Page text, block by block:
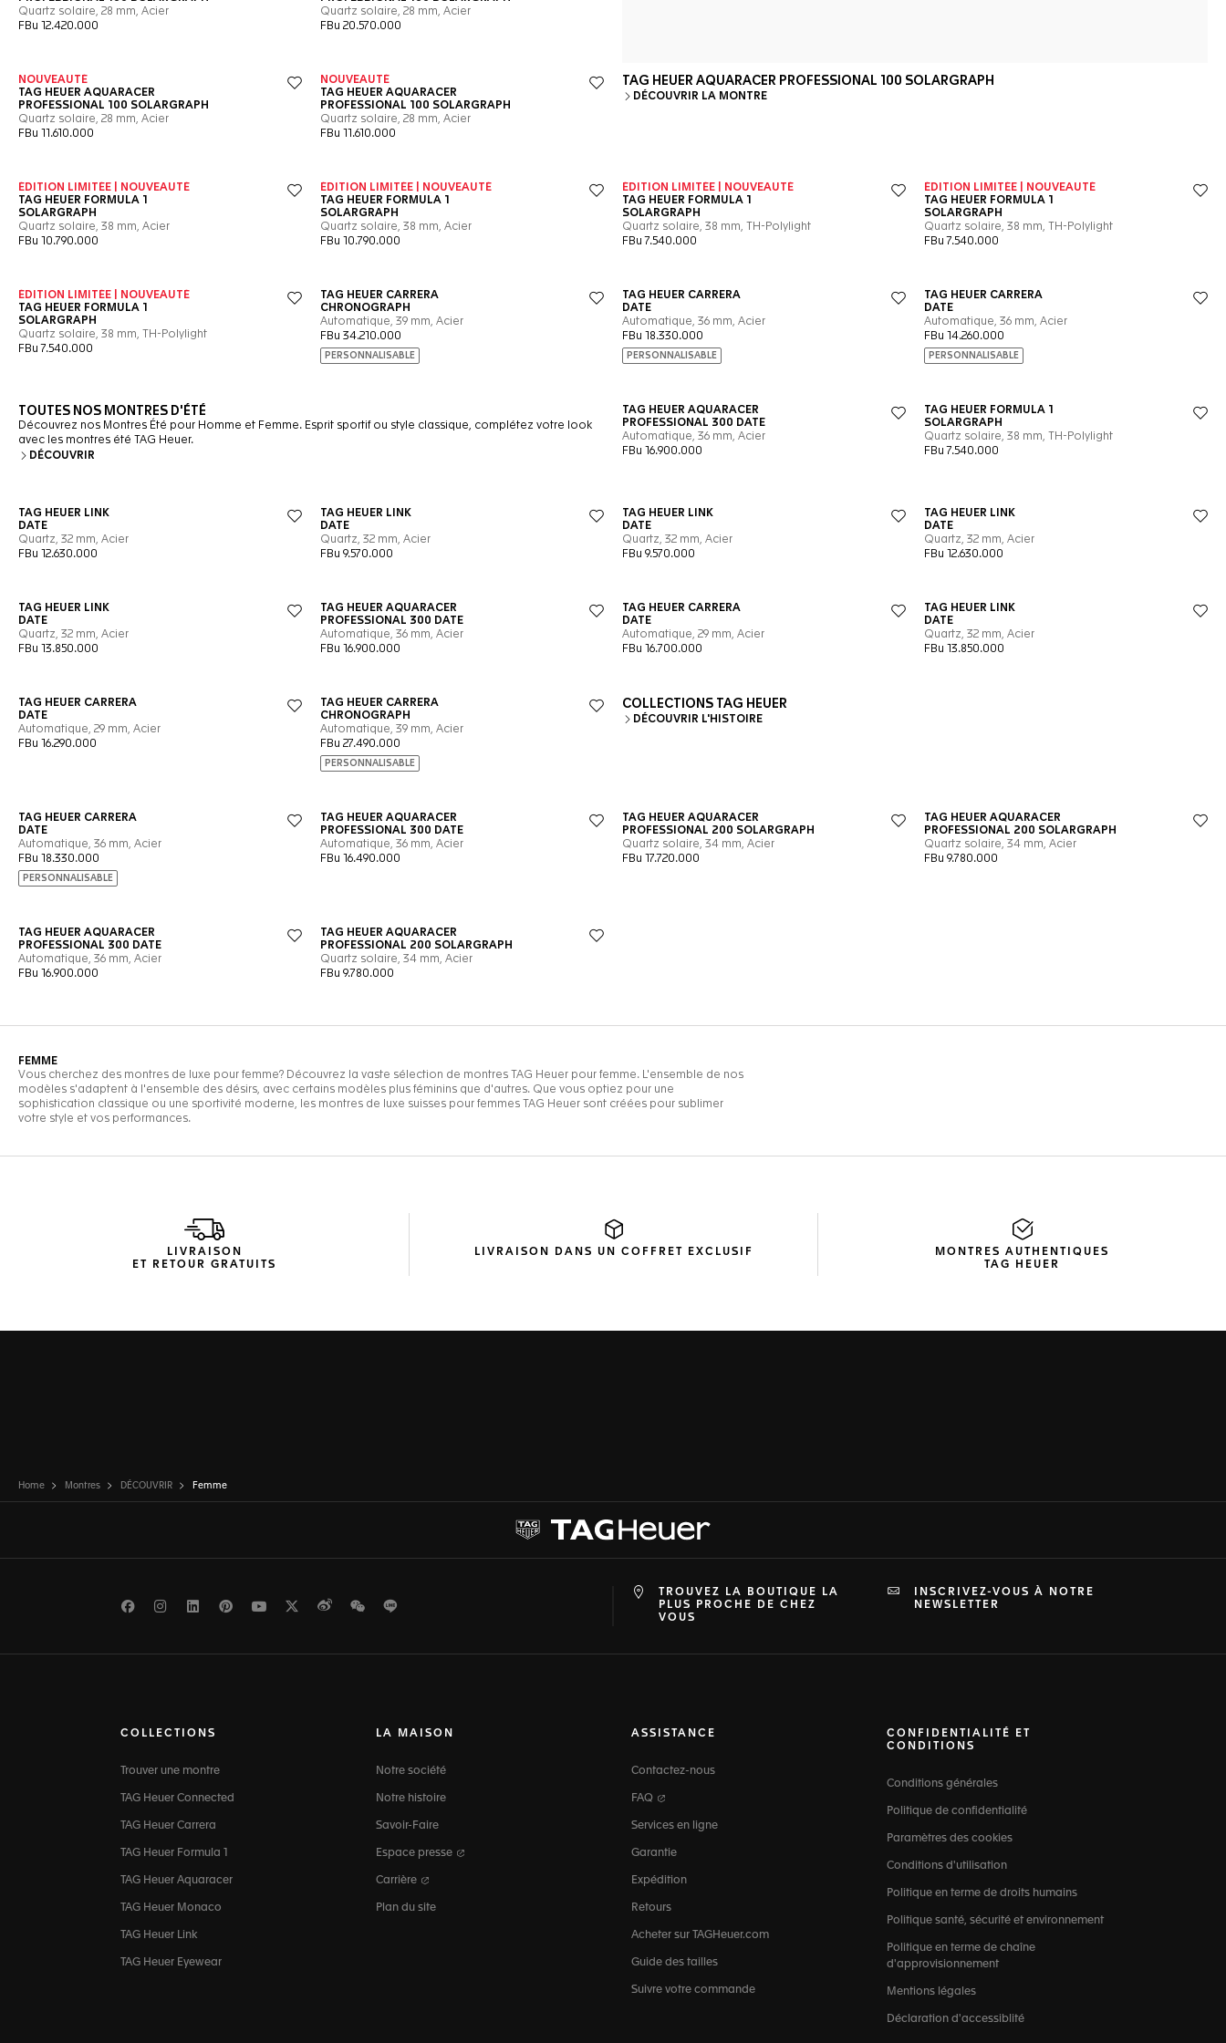
LIVRAISON
ET RETOUR GRATUITS
LIVRAISON DANS UN COFFRET EXCLUSIF
MONTRES AUTHENTIQUES
TAG HEUER
Home Montres DÉCOUVRIR Femme
FacebookInstagramLinkedInPinterest
Youtube
TwitterWeiboWeChat
TROUVEZ LA BOUTIQUE LA
PLUS PROCHE DE CHEZ
VOUS
INSCRIVEZ-VOUS À NOTRE
NEWSLETTER
COLLECTIONS
Trouver une montre
TAG Heuer Connected
TAG Heuer Carrera
TAG Heuer Formula 1
TAG Heuer Aquaracer
TAG Heuer Monaco
TAG Heuer Link
TAG Heuer Eyewear
LA MAISON
Notre société
Notre histoire
Savoir-Faire
Espace presse
Carrière
Plan du site
ASSISTANCE
Contactez-nous
FAQ
Services en ligne
Garantie
Expédition
Retours
Acheter sur TAGHeuer.com
Guide des tailles
Suivre votre commande
CONFIDENTIALITÉ ET
CONDITIONS
Conditions générales
Politique de confidentialité
Paramètres des cookies
Conditions d'utilisation
Politique en terme de droits humains
Politique santé, sécurité et environnement
Politique en terme de chaîne
d'approvisionnement
Mentions légales
Déclaration d'accessiblité